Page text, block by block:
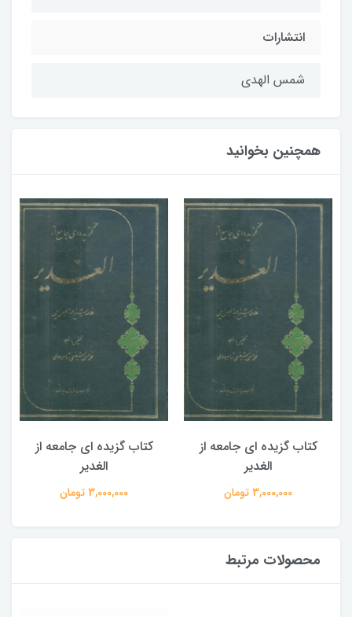
انتشارات
شمس الهدی
همچنین بخوانید
کتاب گزیده ای جامعه از
الغدیر
3,000,000 تومان
کتاب گزیده ای جامعه از
الغدیر
3,000,000 تومان
محصولات مرتبط